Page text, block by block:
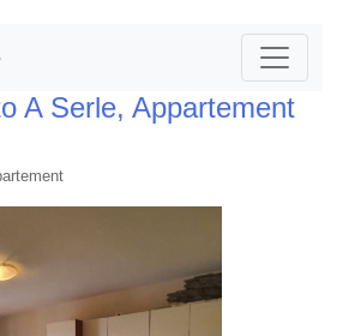
A Serle, Appartement